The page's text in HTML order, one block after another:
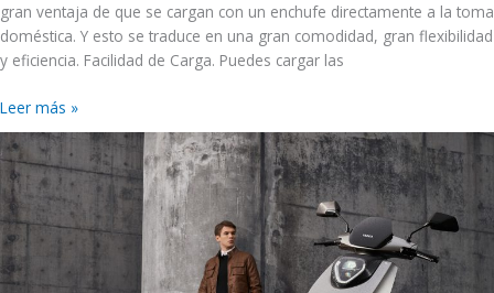
gran ventaja de que se cargan con un enchufe directamente a la toma
doméstica. Y esto se traduce en una gran comodidad, gran flexibilidad
y eficiencia. Facilidad de Carga. Puedes cargar las
Leer más »
¿Cuánto
dura
una
moto
eléctrica?